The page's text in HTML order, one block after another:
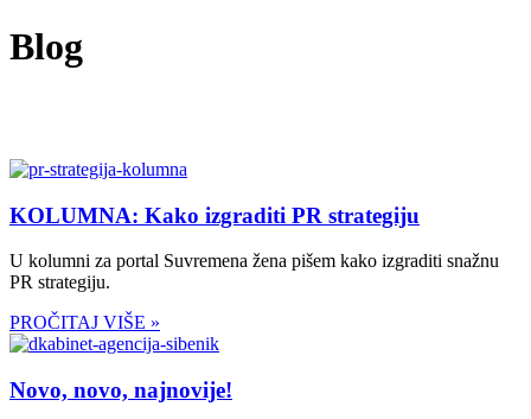
Blog
KOLUMNA: Kako izgraditi PR strategiju
U kolumni za portal Suvremena žena pišem kako izgraditi snažnu
PR strategiju.
PROČITAJ VIŠE »
Novo, novo, najnovije!